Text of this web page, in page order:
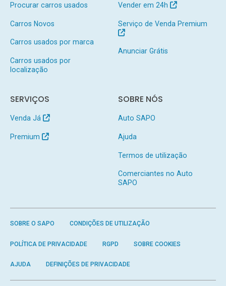
Procurar carros usados
Carros Novos
Carros usados por marca
Carros usados por
localização
Vender em 24h
Serviço de Venda Premium
Anunciar Grátis
SERVIÇOS
Venda Já
Premium
SOBRE NÓS
Auto SAPO
Ajuda
Termos de utilização
Comerciantes no Auto
SAPO
SOBRE O SAPO CONDIÇÕES DE UTILIZAÇÃO
POLÍTICA DE PRIVACIDADE RGPD SOBRE COOKIES
AJUDA DEFINIÇÕES DE PRIVACIDADE